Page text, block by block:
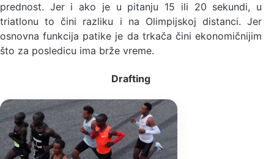
prednost. Jer i ako je u pitanju 15 ili 20 sekundi, u
triatlonu to čini razliku i na Olimpijskoj distanci. Jer
osnovna funkcija patike je da trkača čini ekonomičnijim
što za posledicu ima brže vreme.
Drafting